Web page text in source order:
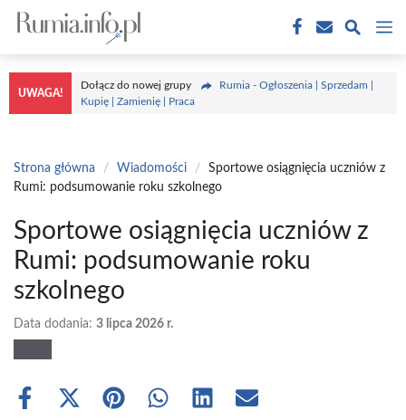
Przejdź
treści
UWAGA!
Dołącz do nowej grupy
Rumia - Ogłoszenia | Sprzedam |
Kupię | Zamienię | Praca
Strona główna / Wiadomości /
Sportowe osiągnięcia uczniów z
Rumi: podsumowanie roku szkolnego
Sportowe osiągnięcia uczniów z
Rumi: podsumowanie roku
szkolnego
Data dodania: 3 lipca 2026 r.
Share
Share Share Share Share Share